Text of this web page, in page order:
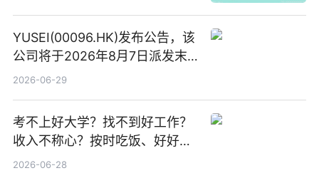
YUSEI(00096.HK)发布公告，该
公司将于2026年8月7日派发末
期股息每股人民币0.013元 每日
2026-06-29
考不上好大学？找不到好工作？
收入不称心？按时吃饭、好好睡
觉
2026-06-28